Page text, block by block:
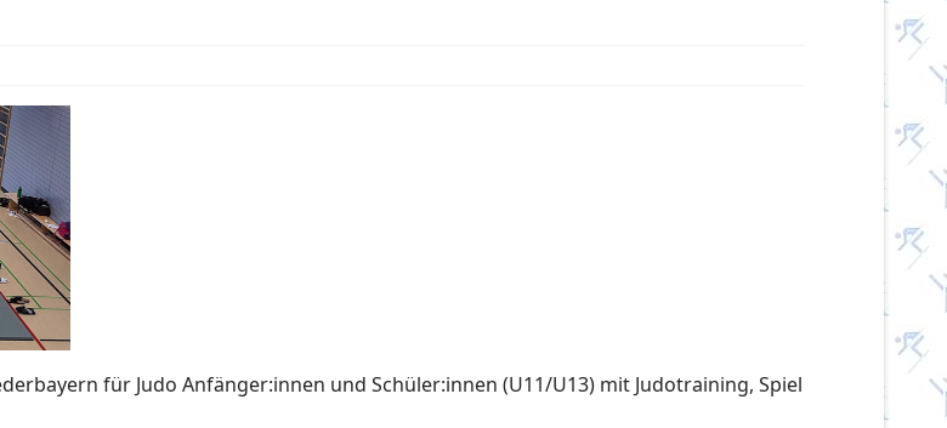
für Judo Anfänger:innen und Schüler:innen (U11/U13) mit Judotraining, Spiel